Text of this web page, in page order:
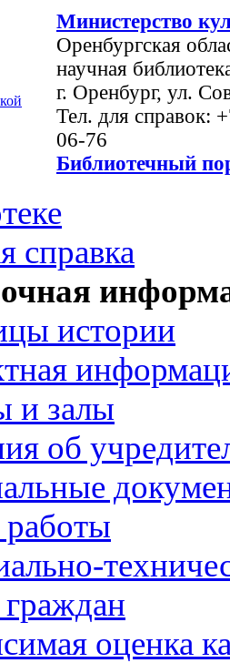
Министерство
Оренбургская
научная
г. Оренбург, ул.
Тел. для справок:
06-76
Библиотечный
справка
истории
и залы
об
оценка